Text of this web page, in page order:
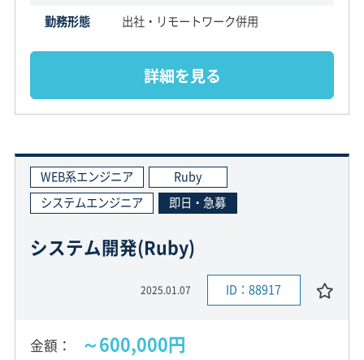
勤務形態
出社・リモートワーク併用
詳細を見る
WEB系エンジニア
Ruby
システムエンジニア
即日・急募
システム開発(Ruby)
2025.01.07 ID：88917
金額 ～600,000円